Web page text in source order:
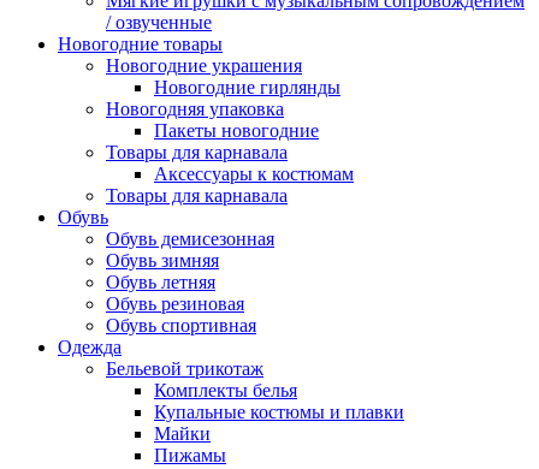
/ озвученные
Новогодние товары
Новогодние украшения
Новогодние гирлянды
Новогодняя упаковка
Пакеты новогодние
Товары для карнавала
Аксессуары к костюмам
Товары для карнавала
Обувь
Обувь демисезонная
Обувь зимняя
Обувь летняя
Обувь резиновая
Обувь спортивная
Одежда
Бельевой трикотаж
Комплекты белья
Купальные костюмы и плавки
Майки
Пижамы